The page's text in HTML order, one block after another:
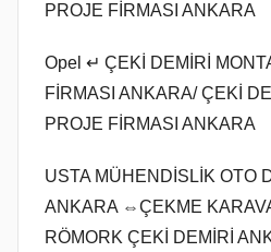
PROJE FİRMASI ANKARA
Opel ↵ ÇEKİ DEMİRİ
FİRMASI ANKARA/ ÇEKİ
PROJE FİRMASI ANKARA
USTA MÜHENDİSLİK OTO
ANKARA ⇔ÇEKME
RÖMORK ÇEKİ DEMİRİ